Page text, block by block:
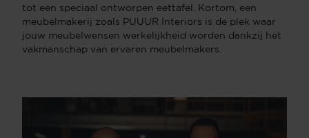
tot een speciaal ontworpen eettafel. Kortom, een
meubelmakerij zoals PUUUR Interiors is de plek waar
jouw meubelwensen werkelijkheid worden dankzij het
vakmanschap van ervaren meubelmakers.